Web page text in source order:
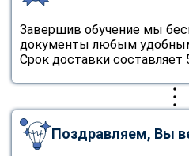
Завершив обучение мы
документы любым
Срок доставки составляет
Поздравляем, Вы